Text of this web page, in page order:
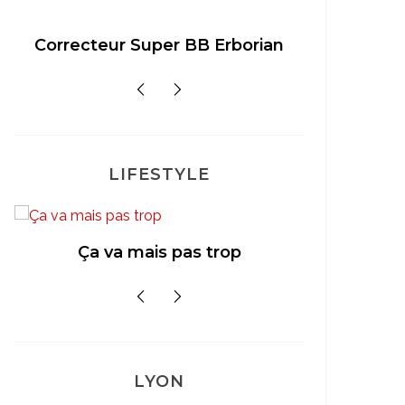
Correcteur Super BB Erborian
LIFESTYLE
Ça va mais pas trop
LYON